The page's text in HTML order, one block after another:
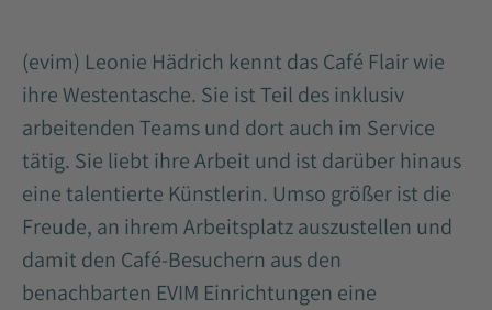
(evim) Leonie Hädrich kennt das Café Flair wie
ihre Westentasche. Sie ist Teil des inklusiv
arbeitenden Teams und dort auch im Service
tätig. Sie liebt ihre Arbeit und ist darüber hinaus
eine talentierte Künstlerin. Umso größer ist die
Freude, an ihrem Arbeitsplatz auszustellen und
damit den Café-Besuchern aus den
benachbarten EVIM Einrichtungen eine